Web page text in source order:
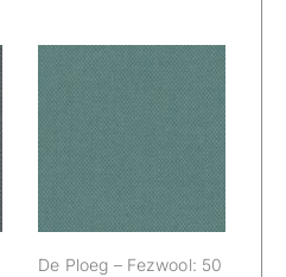
De Ploeg –
Fezwool: 50
De Ploeg – Fezwool: 50